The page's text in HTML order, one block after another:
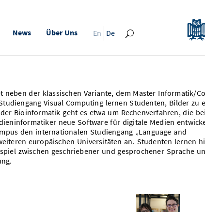
News Über Uns En De
neben der klassischen Variante, dem Master Informatik/
Visual Computing lernen Studenten, Bilder zu
Bioinformatik geht es etwa um Rechenverfahren, die
neue Software für digitale Medien
den internationalen Studiengang „Language and
europäischen Universitäten an. Studenten lernen
zwischen geschriebener und gesprochener Sprache